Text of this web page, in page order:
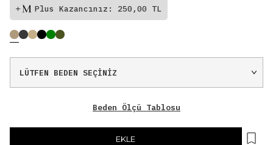
Plus Kazancınız: 250,00 TL
Beden Ölçü Tablosu
EKLE